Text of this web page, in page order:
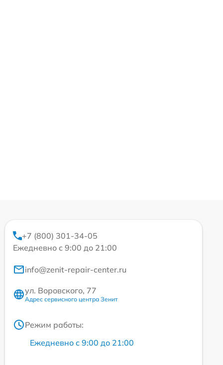
+7 (800) 301-34-05
Ежедневно с 9:00 до 21:00
info@zenit-repair-center.ru
ул. Воровского, 77
Адрес сервисного центра Зенит
Режим работы:
Ежедневно с 9:00 до 21:00